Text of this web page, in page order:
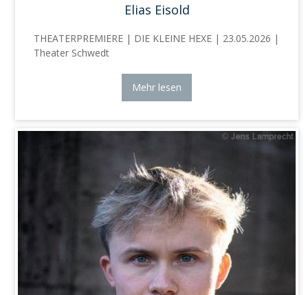
Elias Eisold
THEATERPREMIERE | DIE KLEINE HEXE | 23.05.2026 |
Theater Schwedt
Mehr lesen